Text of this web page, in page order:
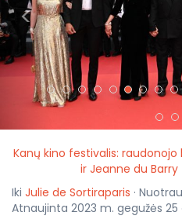
<
Kanų kino festivalis:
ir Jeanne du
Iki Julie de Sortiraparis ·
Atnaujinta 2023 m. gegužės 25